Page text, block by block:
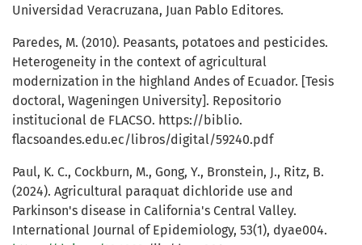
Universidad Veracruzana, Juan Pablo Editores.
Paredes, M. (2010). Peasants, potatoes and pesticides.
Heterogeneity in the context of agricultural
modernization in the highland Andes of Ecuador. [Tesis
doctoral, Wageningen University]. Repositorio
institucional de FLACSO. https://biblio.
flacsoandes.edu.ec/libros/digital/59240.pdf
Paul, K. C., Cockburn, M., Gong, Y., Bronstein, J., Ritz, B.
(2024). Agricultural paraquat dichloride use and
Parkinson's disease in California's Central Valley.
International Journal of Epidemiology, 53(1), dyae004.